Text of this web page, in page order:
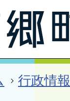
行政情報